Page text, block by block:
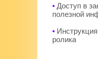
• Доступ в
полезной
•
ролика